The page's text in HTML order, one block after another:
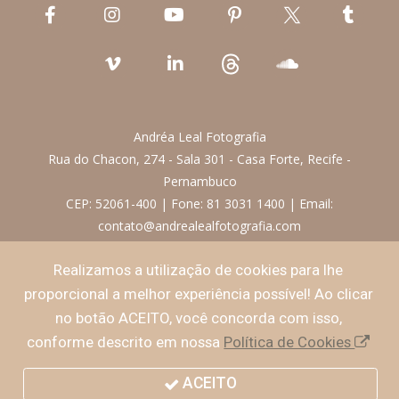
Andréa Leal Fotografia
Rua do Chacon, 274 - Sala 301 - Casa Forte, Recife -
Pernambuco
CEP: 52061-400 | Fone: 81 3031 1400 | Email:
contato@andrealealfotografia.com
Termos de Uso
Política de Privacidade
© 2026 Andréa Leal Fotografia - Todos Direitos Reservados
Realizamos a utilização de cookies para lhe
proporcional a melhor experiência possível! Ao clicar
no botão ACEITO, você concorda com isso,
conforme descrito em nossa Política de Cookies
ACEITO